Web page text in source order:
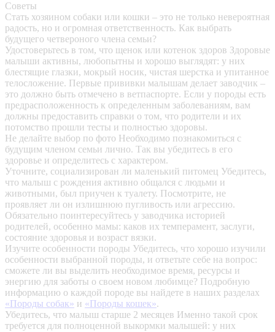
Советы
Стать хозяином собаки или кошки – это не только невероятная
радость, но и огромная ответственность. Как выбрать
будущего четвероного члена семьи?
Удостоверьтесь в том, что щенок или котенок здоров Здоровые
малыши активны, любопытны и хорошо выглядят: у них
блестящие глазки, мокрый носик, чистая шерстка и упитанное
телосложение. Первые прививки малышам делает заводчик –
это должно быть отмечено в ветпаспорте. Если у породы есть
предрасположенность к определенным заболеваниям, вам
должны предоставить справки о том, что родители и их
потомство прошли тесты и полностью здоровы.
Не делайте выбор по фото Необходимо познакомиться с
будущим членом семьи лично. Так вы убедитесь в его
здоровье и определитесь с характером.
Уточните, социализирован ли маленький питомец Убедитесь,
что малыш с рождения активно общался с людьми и
животными, был приучен к туалету. Посмотрите, не
проявляет ли он излишнюю пугливость или агрессию.
Обязательно поинтересуйтесь у заводчика историей
родителей, особенно мамы: каков их темперамент, заслуги,
состояние здоровья и возраст вязки.
Изучите особенности породы Убедитесь, что хорошо изучили
особенности выбранной породы, и ответьте себе на вопрос:
сможете ли вы выделить необходимое время, ресурсы и
энергию для заботы о своем новом любимце? Подробную
информацию о каждой породе вы найдете в наших разделах
«Породы собак» и «Породы кошек».
Убедитесь, что малыш старше 2 месяцев Именно такой срок
требуется для полноценной выкормки малышей: у них